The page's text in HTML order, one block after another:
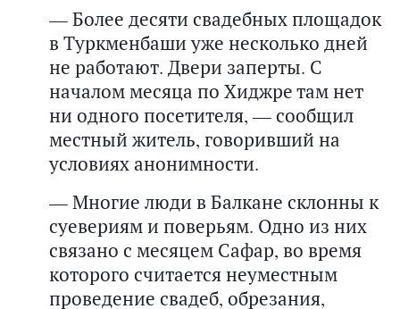
— Более десяти свадебных площадок
в Туркменбаши уже несколько дней
не работают. Двери заперты. С
началом месяца по Хиджре там нет
ни одного посетителя, — сообщил
местный житель, говоривший на
условиях анонимности.
— Многие люди в Балкане склонны к
суевериям и поверьям. Одно из них
связано с месяцем Сафар, во время
которого считается неуместным
проведение свадеб, обрезания,